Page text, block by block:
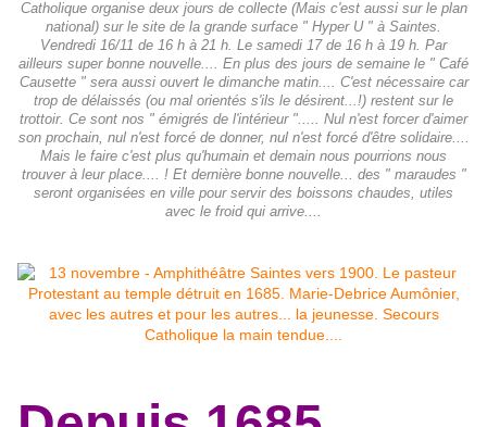
Catholique organise deux jours de collecte (Mais c'est aussi sur le plan
national) sur le site de la grande surface " Hyper U " à Saintes.
Vendredi 16/11 de 16 h à 21 h. Le samedi 17 de 16 h à 19 h. Par
ailleurs super bonne nouvelle.... En plus des jours de semaine le " Café
Causette " sera aussi ouvert le dimanche matin.... C'est nécessaire car
trop de délaissés (ou mal orientés s'ils le désirent...!) restent sur le
trottoir. Ce sont nos " émigrés de l'intérieur "..... Nul n'est forcer d'aimer
son prochain, nul n'est forcé de donner, nul n'est forcé d'être solidaire....
Mais le faire c'est plus qu'humain et demain nous pourrions nous
trouver à leur place.... ! Et dernière bonne nouvelle... des " maraudes "
seront organisées en ville pour servir des boissons chaudes, utiles
avec le froid qui arrive....